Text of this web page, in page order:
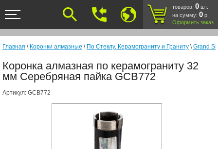
товаров: 0 шт.
на сумму: 0 р.
Оформить заказ
Главная \ Коронки алмазные \ По Стеклу, Керамограниту и Граниту \Grand
Коронка алмазная по керамограниту 32
мм Серебряная пайка GCB772
Артикул: GCB772